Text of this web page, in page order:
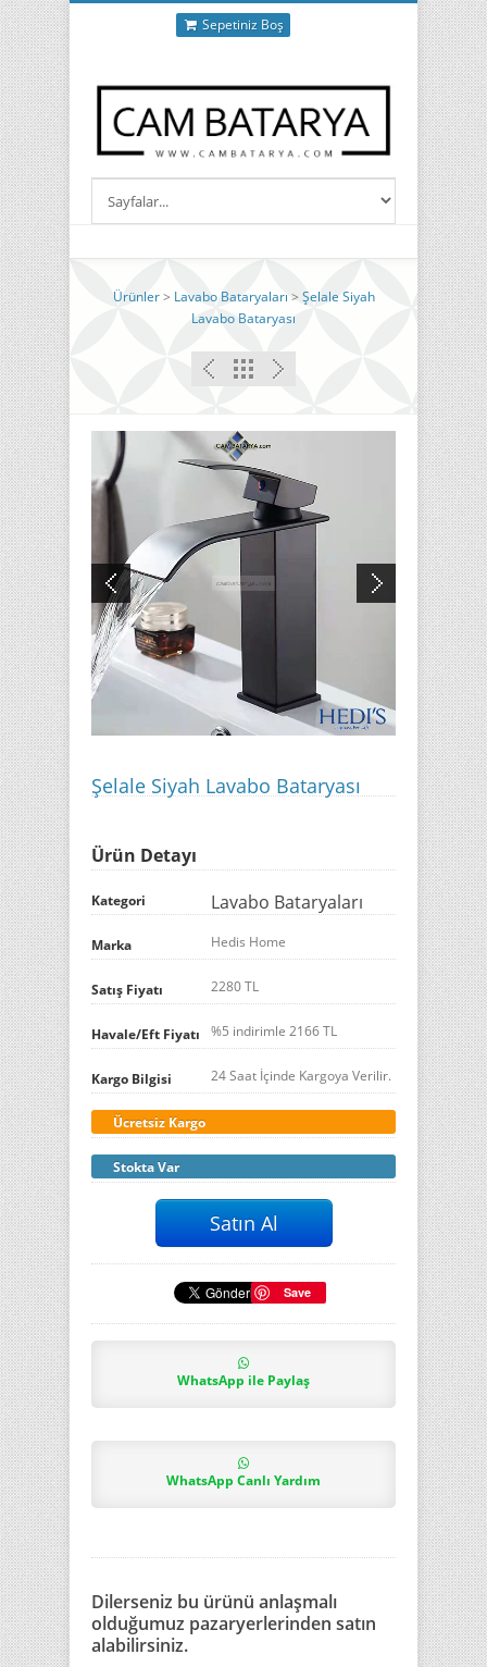
Sepetiniz Boş
Ürünler> Lavabo Bataryaları > Şelale Siyah
Lavabo Bataryası
Şelale Siyah Lavabo Bataryası
Ürün Detayı
Kategori Lavabo Bataryaları
Marka Hedis Home
Satış Fiyatı 2280 TL
Havale/Eft Fiyatı %5 indirimle 2166TL
Kargo Bilgisi 24 Saat İçinde Kargoya Verilir.
Ücretsiz Kargo
Stokta Var
Save
WhatsApp ile Paylaş
WhatsApp Canlı Yardım
Dilerseniz bu ürünü anlaşmalı
olduğumuz pazaryerlerinden satın
alabilirsiniz.